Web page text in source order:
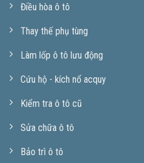
Điều hòa ô tô
Thay thế phụ tùng
Làm lốp ô tô lưu động
Cứu hộ - kích nổ acquy
Kiểm tra ô tô cũ
Sửa chữa ô tô
Bảo trì ô tô